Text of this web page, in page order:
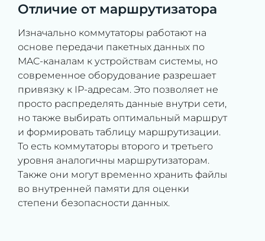
Отличие от маршрутизатора
Изначально коммутаторы работают на
основе передачи пакетных данных по
MAC-каналам к устройствам системы, но
современное оборудование разрешает
привязку к IP-адресам. Это позволяет не
просто распределять данные внутри сети,
но также выбирать оптимальный маршрут
и формировать таблицу маршрутизации.
То есть коммутаторы второго и третьего
уровня аналогичны маршрутизаторам.
Также они могут временно хранить файлы
во внутренней памяти для оценки
степени безопасности данных.